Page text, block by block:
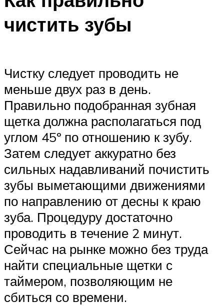
чистить зубы
Чистку следует проводить не
меньше двух раз в день.
Правильно подобранная зубная
щетка должна располагаться под
углом 45º по отношению к зубу.
Затем следует аккуратно без
сильных надавливаний почистить
зубы выметающими движениями
по направлению от десны к краю
зуба. Процедуру достаточно
проводить в течение 2 минут.
Сейчас на рынке можно без труда
найти специальные щетки с
таймером, позволяющим не
сбиться со времени.